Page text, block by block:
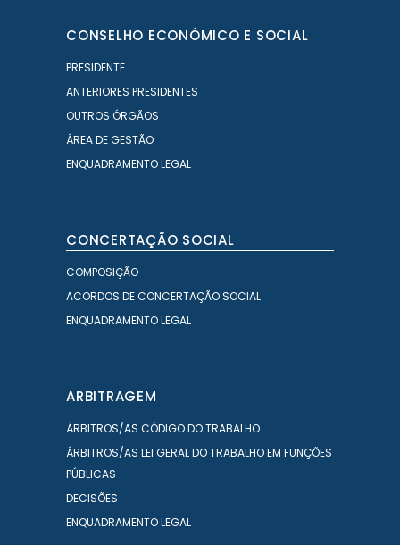
CONSELHO ECONÓMICO E SOCIAL
PRESIDENTE
ANTERIORES PRESIDENTES
OUTROS ÓRGÃOS
ÁREA DE GESTÃO
ENQUADRAMENTO LEGAL
CONCERTAÇÃO SOCIAL
COMPOSIÇÃO
ACORDOS DE CONCERTAÇÃO SOCIAL
ENQUADRAMENTO LEGAL
ARBITRAGEM
ÁRBITROS/AS CÓDIGO DO TRABALHO
ÁRBITROS/AS LEI GERAL DO TRABALHO EM FUNÇÕES
PÚBLICAS
DECISÕES
ENQUADRAMENTO LEGAL